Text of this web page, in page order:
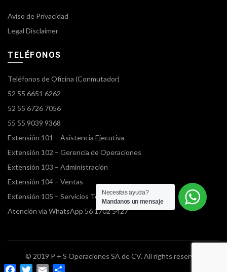
Aviso de Privacidad
Legal Disclaimer
TELÉFONOS
Teléfonos de Oficina (Conmutador)
52 55 6651 6262
52 55 6726 7056
55 55 9039 9368
Extensión 101 – Asistencia Ejecutiva
Extensión 102 – Gerencia de Operaciones
Extensión 103 – Administración
Extensión 104 – Ventas
Extensión 105 – Servicios Terrestres
Atención vía WhatsApp 56 1702 5427
© 2019 P + S Operaciones SA de CV. All rights reserved
FacebookTwitterEmail
Necesitas ayuda?
Mandanos un mensaje